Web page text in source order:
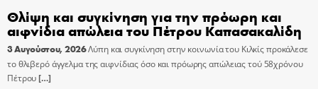
Θλίψη και συγκίνηση για την πρόωρη και
αιφνίδια απώλεια του Πέτρου Καπασακαλίδη
3 Αυγούστου, 2026Λύπη και συγκίνηση στην κοινωνία του Κιλκίς προκάλεσε
το θλιβερό άγγελμα της αιφνίδιας όσο και πρόωρης απώλειας τού 58χρόνου
Πέτρου[…]